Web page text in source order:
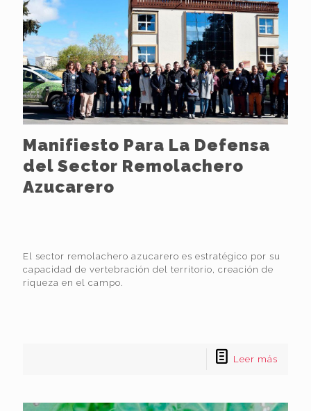
Manifiesto Para La Defensa
del Sector Remolachero
Azucarero
El sector remolachero azucarero es estratégico por su
capacidad de vertebración del territorio, creación de
riqueza en el campo.
Leer más